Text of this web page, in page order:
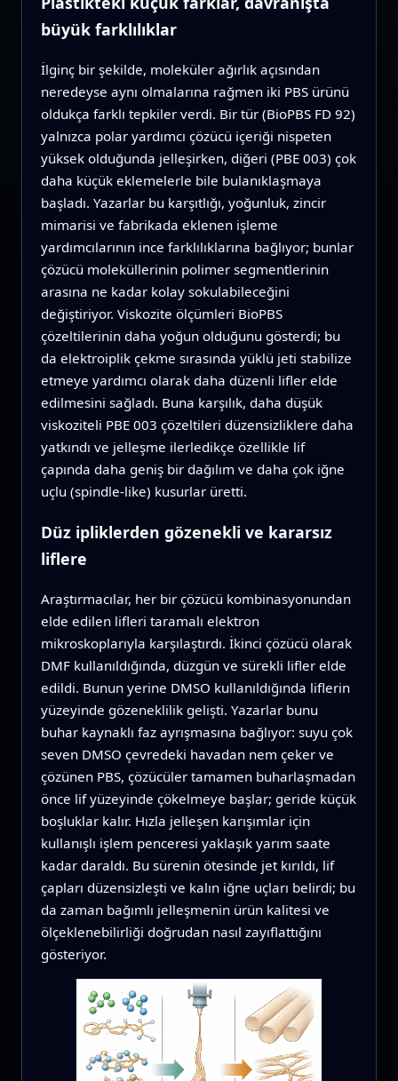
büyük farklılıklar
İlginç bir şekilde, moleküler ağırlık açısından
neredeyse aynı olmalarına rağmen iki PBS ürünü
oldukça farklı tepkiler verdi. Bir tür (BioPBS FD 92)
yalnızca polar yardımcı çözücü içeriği nispeten
yüksek olduğunda jelleşirken, diğeri (PBE 003) çok
daha küçük eklemelerle bile bulanıklaşmaya
başladı. Yazarlar bu karşıtlığı, yoğunluk, zincir
mimarisi ve fabrikada eklenen işleme
yardımcılarının ince farklılıklarına bağlıyor; bunlar
çözücü moleküllerinin polimer segmentlerinin
arasına ne kadar kolay sokulabileceğini
değiştiriyor. Viskozite ölçümleri BioPBS
çözeltilerinin daha yoğun olduğunu gösterdi; bu
da elektroiplik çekme sırasında yüklü jeti stabilize
etmeye yardımcı olarak daha düzenli lifler elde
edilmesini sağladı. Buna karşılık, daha düşük
viskoziteli PBE 003 çözeltileri düzensizliklere daha
yatkındı ve jelleşme ilerledikçe özellikle lif
çapında daha geniş bir dağılım ve daha çok iğne
uçlu (spindle-like) kusurlar üretti.
Düz ipliklerden gözenekli ve kararsız
liflere
Araştırmacılar, her bir çözücü kombinasyonundan
elde edilen lifleri taramalı elektron
mikroskoplarıyla karşılaştırdı. İkinci çözücü olarak
DMF kullanıldığında, düzgün ve sürekli lifler elde
edildi. Bunun yerine DMSO kullanıldığında liflerin
yüzeyinde gözeneklilik gelişti. Yazarlar bunu
buhar kaynaklı faz ayrışmasına bağlıyor: suyu çok
seven DMSO çevredeki havadan nem çeker ve
çözünen PBS, çözücüler tamamen buharlaşmadan
önce lif yüzeyinde çökelmeye başlar; geride küçük
boşluklar kalır. Hızla jelleşen karışımlar için
kullanışlı işlem penceresi yaklaşık yarım saate
kadar daraldı. Bu sürenin ötesinde jet kırıldı, lif
çapları düzensizleşti ve kalın iğne uçları belirdi; bu
da zaman bağımlı jelleşmenin ürün kalitesi ve
ölçeklenebilirliği doğrudan nasıl zayıflattığını
gösteriyor.